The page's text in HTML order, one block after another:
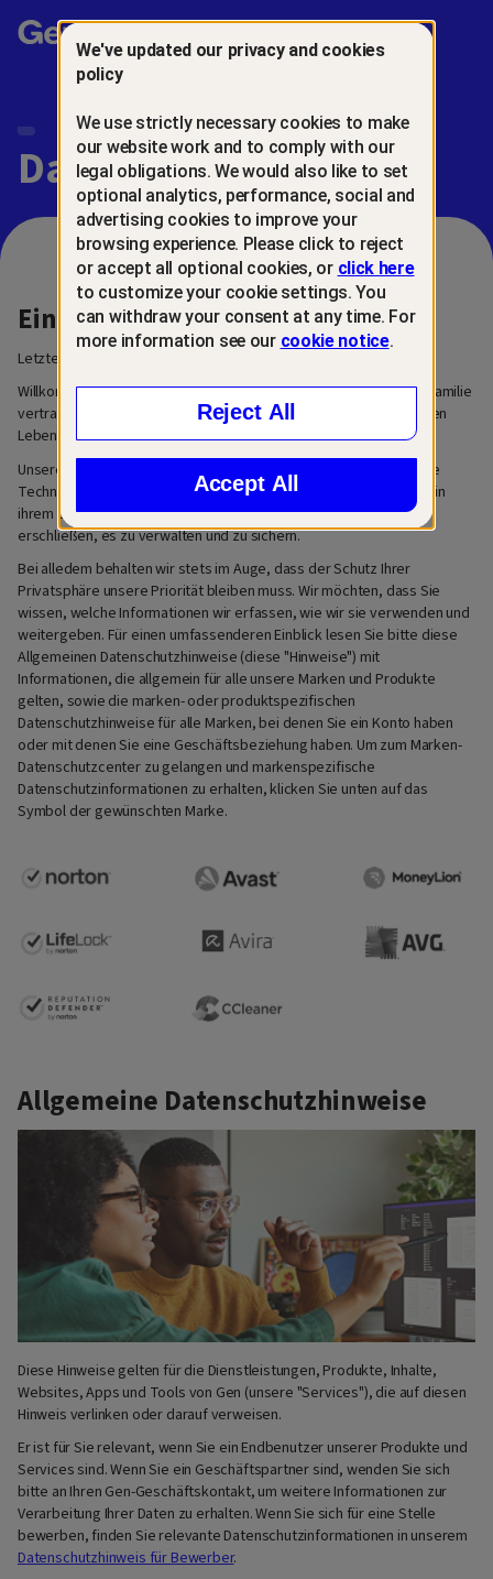
Gen™
Datenschutzcenter
Einleitung
Letzte Aktualisierung: 6. März 2026
Willkommen in unserem Datenschutzcenter. Wir sind Gen™, eine Familie
vertrauenswürdiger Marken für die nächste Generation im digitalen
Leben.
Unsere Mission bei Gen ist es, innovative und benutzerfreundliche
Technologielösungen zu entwickeln, die Menschen dabei helfen, in
ihrem digitalen und finanziellen Leben neue Möglichkeiten zu
erschließen, es zu verwalten und zu sichern.
Bei alledem behalten wir stets im Auge, dass der Schutz Ihrer
Privatsphäre unsere Priorität bleiben muss. Wir möchten, dass Sie
wissen, welche Informationen wir erfassen, wie wir sie verwenden und
weitergeben. Für einen umfassenderen Einblick lesen Sie bitte diese
Allgemeinen Datenschutzhinweise (diese "Hinweise") mit
Informationen, die allgemein für alle unsere Marken und Produkte
gelten, sowie die marken- oder produktspezifischen
Datenschutzhinweise für alle Marken, bei denen Sie ein Konto haben
oder mit denen Sie eine Geschäftsbeziehung haben. Um zum Marken-
Datenschutzcenter zu gelangen und markenspezifische
Datenschutzinformationen zu erhalten, klicken Sie unten auf das
Symbol der gewünschten Marke.
Allgemeine Datenschutzhinweise
Diese Hinweise gelten für die Dienstleistungen, Produkte, Inhalte,
Websites, Apps und Tools von Gen (unsere "Services"), die auf diesen
Hinweis verlinken oder darauf verweisen.
Er ist für Sie relevant, wenn Sie ein Endbenutzer unserer Produkte und
Services sind. Wenn Sie ein Geschäftspartner sind, wenden Sie sich
bitte an Ihren Gen-Geschäftskontakt, um weitere Informationen zur
Verarbeitung Ihrer Daten zu erhalten. Wenn Sie sich für eine Stelle
bewerben, finden Sie relevante Datenschutzinformationen in unserem
Datenschutzhinweis für Bewerber.
We've updated our privacy and cookies
policy
We use strictly necessary cookies to make
our website work and to comply with our
legal obligations. We would also like to set
optional analytics, performance, social and
advertising cookies to improve your
browsing experience. Please click to reject
or accept all optional cookies, or click here
to customize your cookie settings. You
can withdraw your consent at any time. For
more information see our cookie notice.
Reject All
Accept All